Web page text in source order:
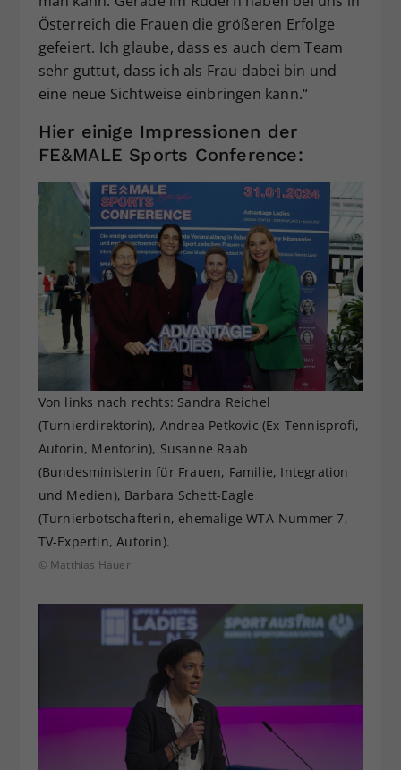
Österreich die Frauen die größeren Erfolge
gefeiert. Ich glaube, dass es auch dem Team
sehr guttut, dass ich als Frau dabei bin und
eine neue Sichtweise einbringen kann.“
Hier einige Impressionen der
FE&MALE Sports Conference:
Von links nach rechts: Sandra Reichel
(Turnierdirektorin), Andrea Petkovic (Ex-Tennisprofi,
Autorin, Mentorin), Susanne Raab
(Bundesministerin für Frauen, Familie, Integration
und Medien), Barbara Schett-Eagle
(Turnierbotschafterin, ehemalige WTA-Nummer 7,
TV-Expertin, Autorin).
© Matthias Hauer